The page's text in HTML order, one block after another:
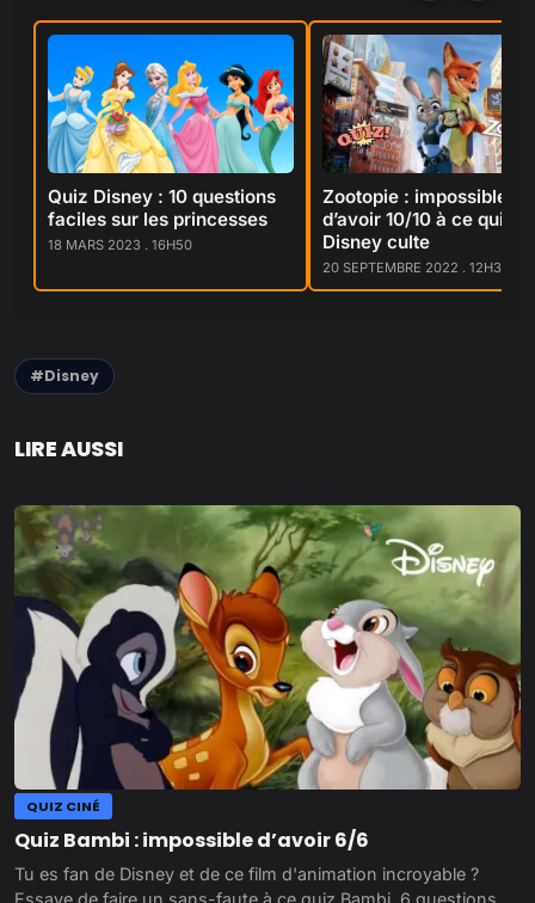
Quiz Disney : 10 questions
faciles sur les princesses
18 MARS 2023 . 16H50
Zootopie : impossible
d’avoir 10/10 à ce quiz
Disney culte
20 SEPTEMBRE 2022 . 12H31
#Disney
LIRE AUSSI
QUIZ CINÉ
Quiz Bambi : impossible d’avoir 6/6
Tu es fan de Disney et de ce film d'animation incroyable ?